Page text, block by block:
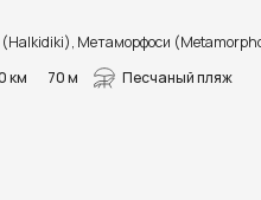
(Halkidiki), Метаморфоси
км
70 м Песчаный пляж